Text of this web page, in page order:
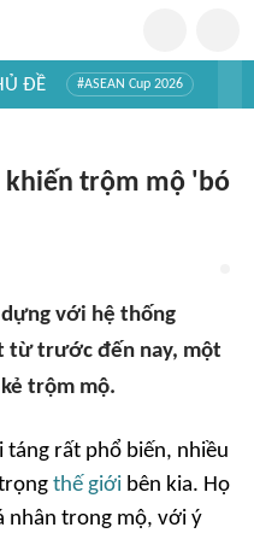
ĐỀ #ASEAN Cup 2026
khiến trộm mộ 'bó
với hệ thống
từ trước đến nay, một
trộm mộ.
táng rất phổ biến, nhiều
thế giới bên kia. Họ
nhân trong mộ, với ý